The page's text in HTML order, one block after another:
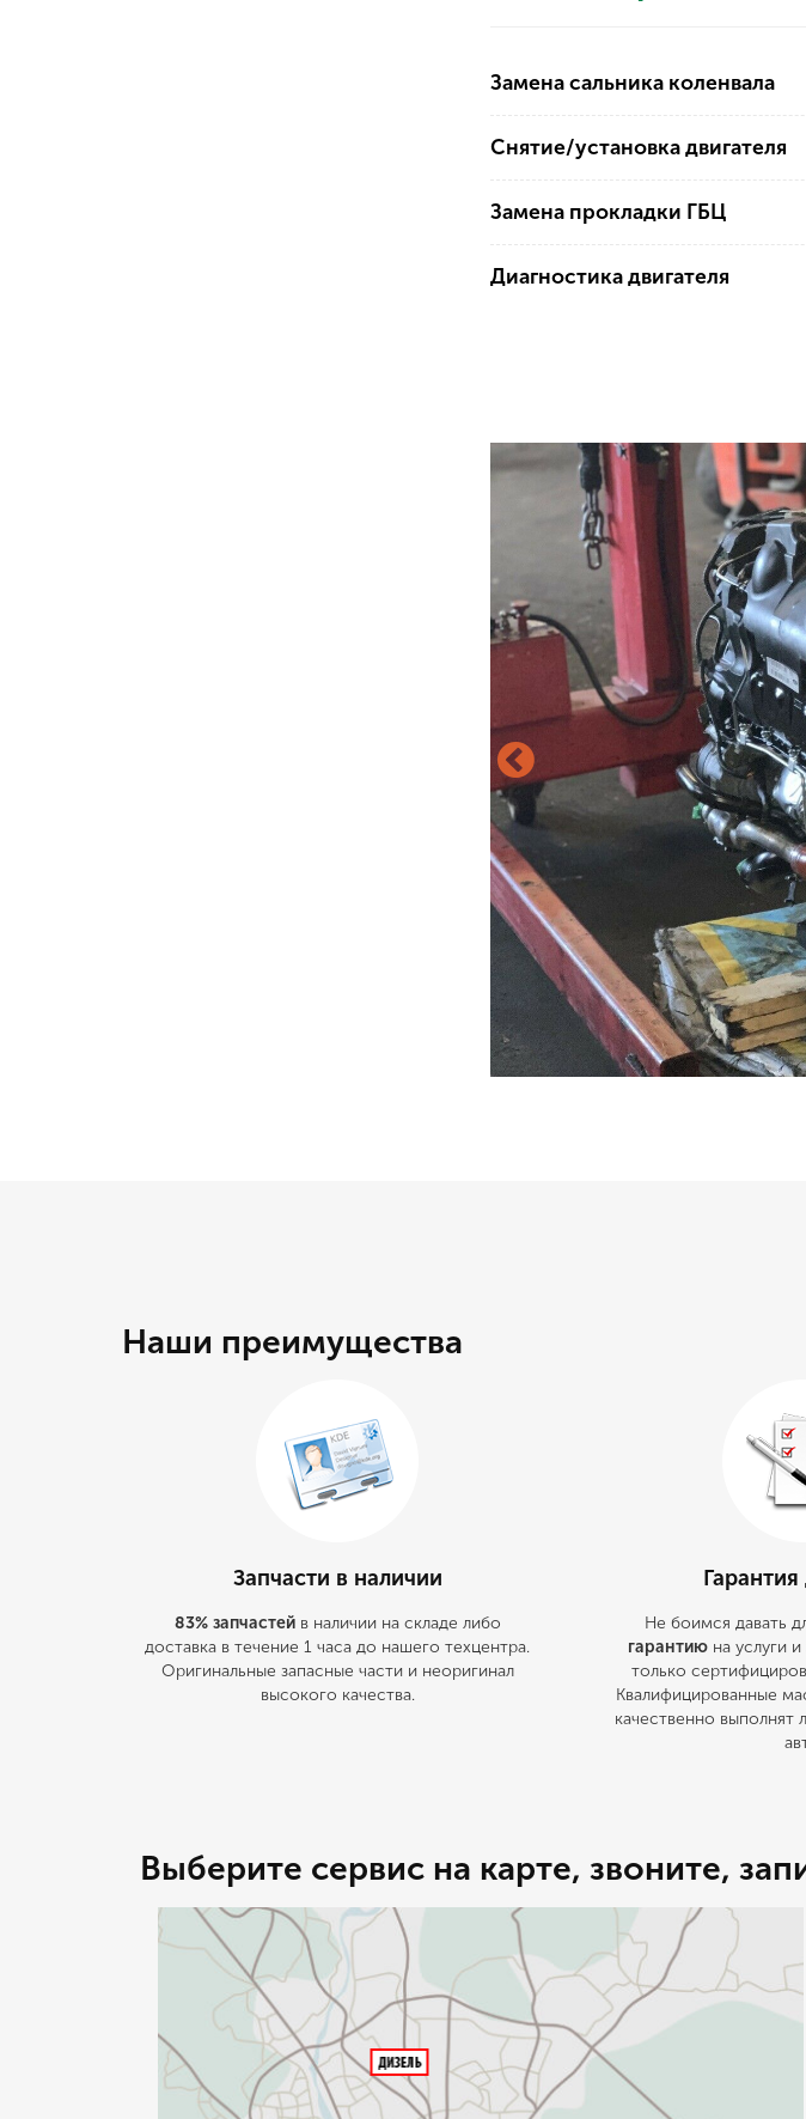
Замена сальника коленвала
Снятие/установка двигателя
Замена прокладки ГБЦ
Диагностика двигателя
Наши преимущества
Запчасти в наличии
83% запчастейв наличии на складе либо
доставка в течение 1 часа до нашего техцентра.
Оригинальные запасные части и неоригинал
высокого качества.
Не боимся давать
гарантиюна услуги и
только
Квалифицированные
качественно
Выберите сервис на карте, звоните,